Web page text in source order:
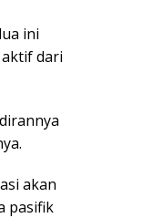
ini
dari
akan
pasifik